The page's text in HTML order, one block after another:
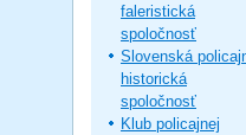
faleristická
spoločnosť
Slovenská
historická
spoločnosť
Klub policajnej